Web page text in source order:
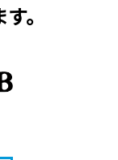
。